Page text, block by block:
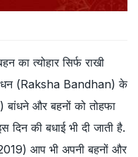
का त्योहार सिर्फ राखी
(Raksha Bandhan) के
बांधने और बहनों को तोहफा
की बधाई भी दी जाती है.
आप भी अपनी बहनों और